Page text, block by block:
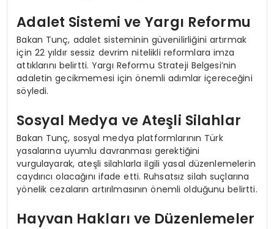
Adalet Sistemi ve Yargı Reformu
Bakan Tunç, adalet sisteminin güvenilirliğini artırmak
için 22 yıldır sessiz devrim nitelikli reformlara imza
attıklarını belirtti. Yargı Reformu Strateji Belgesi’nin
adaletin gecikmemesi için önemli adımlar içereceğini
söyledi.
Sosyal Medya ve Ateşli Silahlar
Bakan Tunç, sosyal medya platformlarının Türk
yasalarına uyumlu davranması gerektiğini
vurgulayarak, ateşli silahlarla ilgili yasal düzenlemelerin
caydırıcı olacağını ifade etti. Ruhsatsız silah suçlarına
yönelik cezaların artırılmasının önemli olduğunu belirtti.
Hayvan Hakları ve Düzenlemeler